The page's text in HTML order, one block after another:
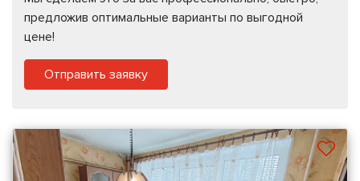
предложив оптимальные варианты по выгодной
цене!
Отправить заявку